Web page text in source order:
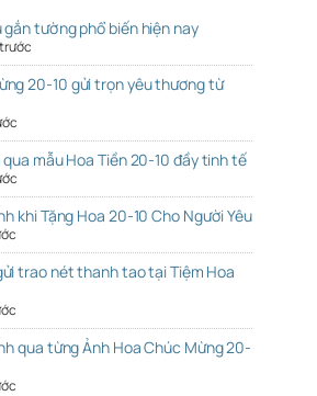
tường phổ biến hiện nay
20-10 gửi trọn yêu thương từ
mẫu Hoa Tiền 20-10 đầy tinh tế
khi Tặng Hoa 20-10 Cho Người Yêu
trao nét thanh tao tại Tiệm Hoa
qua từng Ảnh Hoa Chúc Mừng 20-